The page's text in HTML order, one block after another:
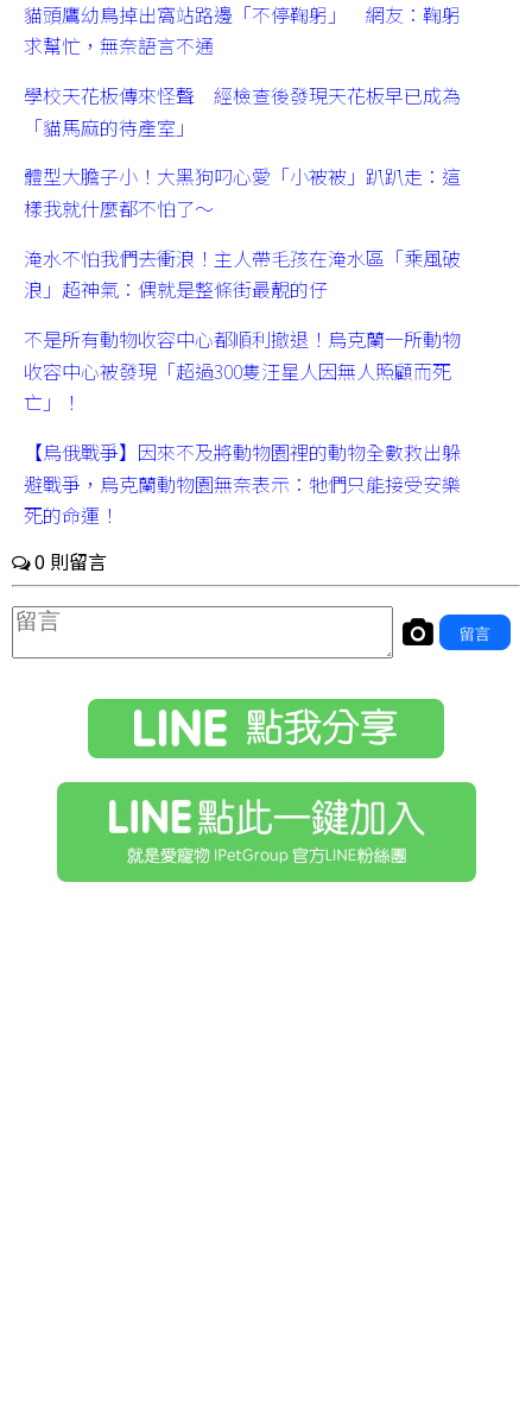
貓頭鷹幼鳥掉出窩站路邊「不停鞠躬」 網友：鞠躬
求幫忙，無奈語言不通
學校天花板傳來怪聲 經檢查後發現天花板早已成為
「貓馬麻的待產室」
體型大膽子小！大黑狗叼心愛「小被被」趴趴走：這
樣我就什麼都不怕了～
淹水不怕我們去衝浪！主人帶毛孩在淹水區「乘風破
浪」超神氣：偶就是整條街最靚的仔
不是所有動物收容中心都順利撤退！烏克蘭一所動物
收容中心被發現「超過300隻汪星人因無人照顧而死
亡」！
【烏俄戰爭】因來不及將動物園裡的動物全數救出躲
避戰爭，烏克蘭動物園無奈表示：牠們只能接受安樂
死的命運！